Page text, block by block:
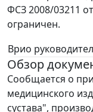
ФСЗ 2008/03211
ограничен.
Врио
Обзор
Сообщается о
медицинского
сустава",